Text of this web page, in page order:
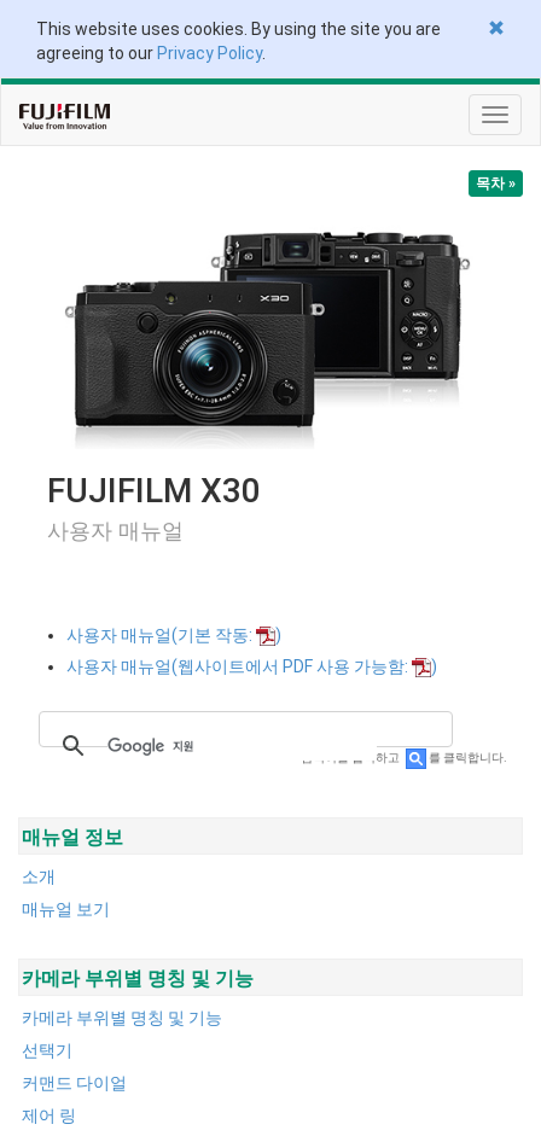
This website uses cookies. By using the site you are
agreeing to our Privacy Policy.
토
글
색
목차 »
FUJIFILM X30
사용자 매뉴얼
사용자 매뉴얼(기본 작동:
)
사용자 매뉴얼(웹사이트에서 PDF 사용 가능함:
)
검색어를 입력하고 를 클릭합니다.
매뉴얼 정보
소개
매뉴얼 보기
카메라 부위별 명칭 및 기능
카메라 부위별 명칭 및 기능
선택기
커맨드 다이얼
제어 링